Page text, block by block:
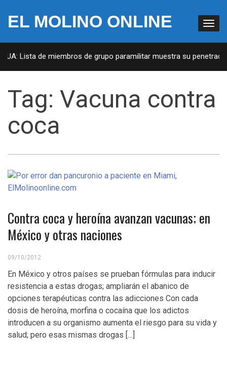
EL MOLINO ONLINE
Lista de miembros de grupo paramilitar muestra su
Tag: Vacuna contra
coca
Contra coca y heroína avanzan vacunas; en
México y otras naciones
09/10/2012
En México y otros países se prueban fórmulas para inducir
resistencia a estas drogas; ampliarán el abanico de
opciones terapéuticas contra las adicciones Con cada
dosis de heroína, morfina o cocaína que los adictos
introducen a su organismo aumenta el riesgo para su vida y
salud; pero esas mismas drogas […]